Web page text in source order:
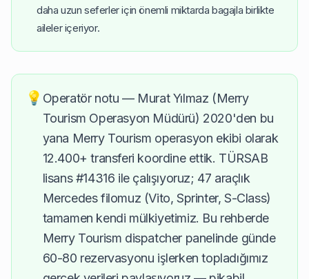
daha uzun seferler için önemli miktarda bagajla birlikte
aileler içeriyor.
💡 Operatör notu — Murat Yılmaz (Merry
Tourism Operasyon Müdürü) 2020'den bu
yana Merry Tourism operasyon ekibi olarak
12.400+ transferi koordine ettik. TÜRSAB
lisans #14316 ile çalışıyoruz; 47 araçlık
Mercedes filomuz (Vito, Sprinter, S-Class)
tamamen kendi mülkiyetimiz. Bu rehberde
Merry Tourism dispatcher panelinde günde
60-80 rezervasyonu işlerken topladığımız